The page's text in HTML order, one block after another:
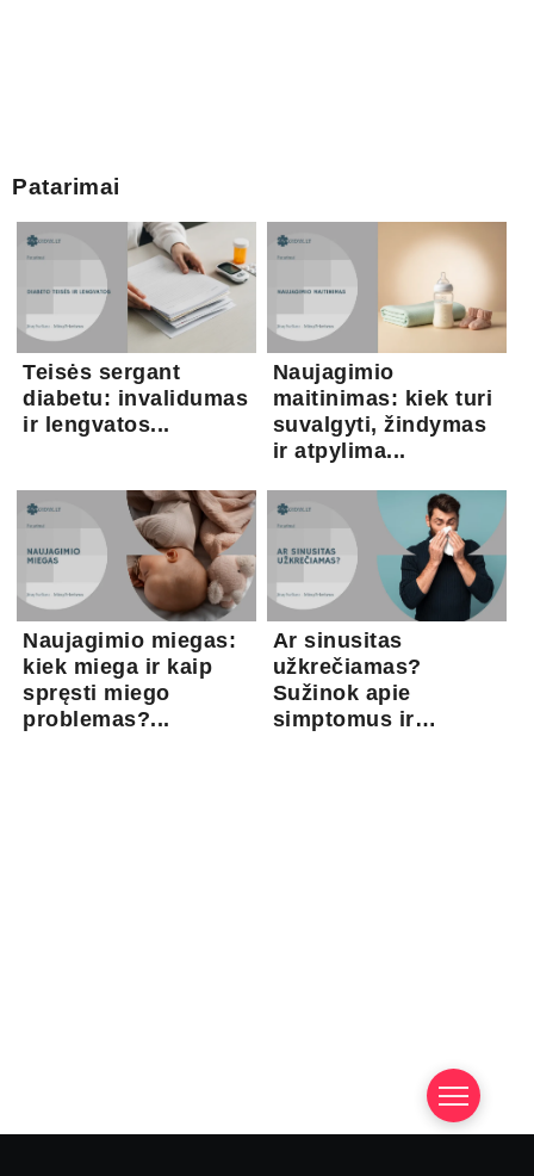
Patarimai
Teisės sergant
diabetu: invalidumas
ir lengvatos...
Naujagimio
maitinimas: kiek turi
suvalgyti, žindymas
ir atpylima...
Naujagimio miegas:
kiek miega ir kaip
spręsti miego
problemas?...
Ar sinusitas
užkrečiamas?
Sužinok apie
simptomus ir